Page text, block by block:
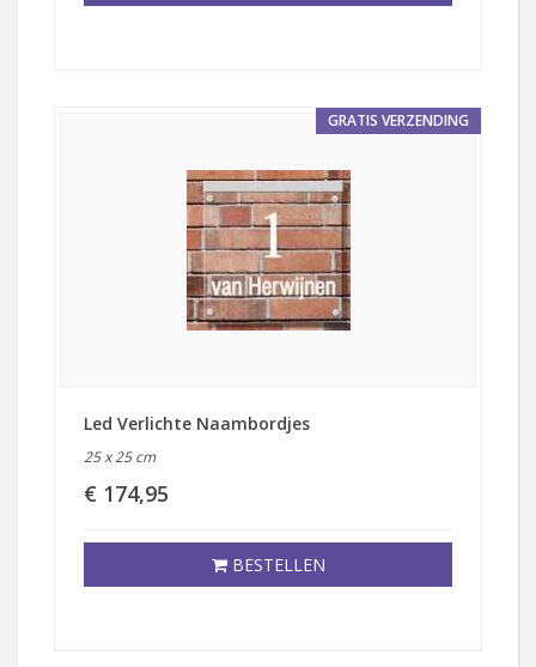
GRATIS VERZENDING
Led Verlichte Naambordjes
25 x 25 cm
€ 174,95
BESTELLEN